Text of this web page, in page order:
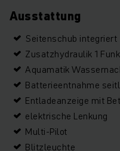
Ausstattung
Seitenschub integriert
Zusatzhydraulik 1
Aquamatik
Batterieentnahme
Entladeanzeige mit
elektrische Lenkung
Multi-Pilot
Blitzleuchte